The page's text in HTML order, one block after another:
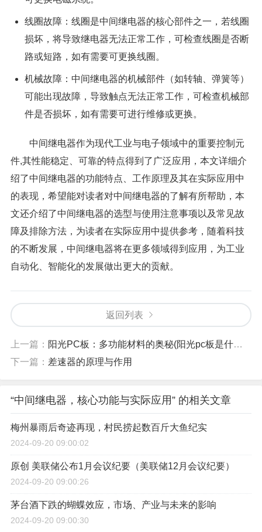
线圈故障：线圈是中间继电器的核心部件之一，若线圈
损坏，将导致继电器无法正常工作，可检查线圈是否断
路或短路，如有需要可更换线圈。
机械故障：中间继电器的机械部件（如转轴、弹簧等）
可能出现故障，导致触点无法正常工作，可检查机械部
件是否损坏，如有需要可进行维修或更换。
中间继电器作为现代工业与电子领域中的重要控制元
件,其性能稳定、可靠的特点得到了广泛应用，本文详细介
绍了中间继电器的功能特点、工作原理及其在实际应用中
的表现，希望能对读者对中间继电器的了解有所帮助，本
文还介绍了中间继电器的选型与使用注意事项以及常见故
障及排除方法，为读者在实际应用中提供参考，随着科技
的不断发展，中间继电器将在更多领域得到应用，为工业
自动化、智能化的发展做出更大的贡献。
返回列表
上一篇： 阳光PC板：多功能材料的奥秘(阳光pc板是什么材料)
下一篇： 差速器的原理与作用
“中间继电器，核心功能与实际应用” 的相关文章
梅州暴雨后奇迹再现，村民捞起数百斤大鱼纪实
2024-09-20 09:00:02
原创 美联储公布1月会议纪要（美联储12月会议纪要）
2024-09-20 09:00:26
茅台酒下跌的蝴蝶效应，市场、产业与未来的影响
2024-09-20 09:00:30